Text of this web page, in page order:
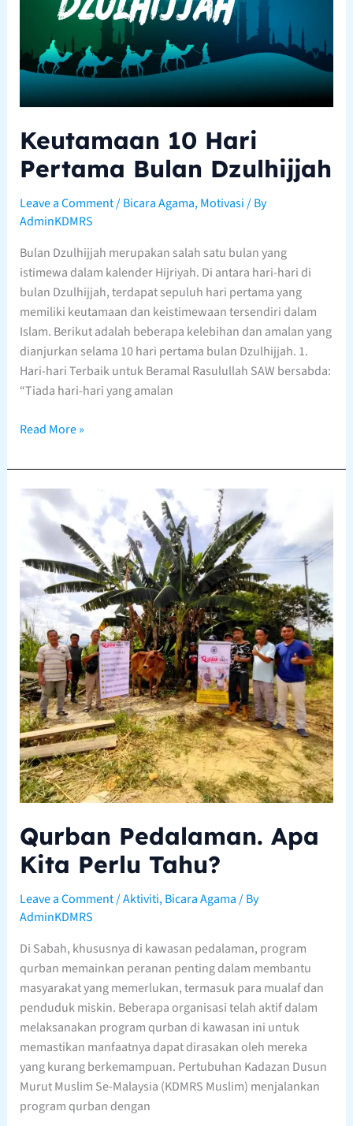
Keutamaan 10 Hari
Pertama Bulan Dzulhijjah
Leave a Comment/Bicara Agama,Motivasi/ By
AdminKDMRS
Bulan Dzulhijjah merupakan salah satu bulan yang
istimewa dalam kalender Hijriyah. Di antara hari-hari di
bulan Dzulhijjah, terdapat sepuluh hari pertama yang
memiliki keutamaan dan keistimewaan tersendiri dalam
Islam. Berikut adalah beberapa kelebihan dan amalan yang
dianjurkan selama 10 hari pertama bulan Dzulhijjah. 1.
Hari-hari Terbaik untuk Beramal Rasulullah SAW bersabda:
“Tiada hari-hari yang amalan
Read More »
Qurban Pedalaman. Apa
Kita Perlu Tahu?
Leave a Comment/Aktiviti,Bicara Agama/ By
AdminKDMRS
Di Sabah, khususnya di kawasan pedalaman, program
qurban memainkan peranan penting dalam membantu
masyarakat yang memerlukan, termasuk para mualaf dan
penduduk miskin. Beberapa organisasi telah aktif dalam
melaksanakan program qurban di kawasan ini untuk
memastikan manfaatnya dapat dirasakan oleh mereka
yang kurang berkemampuan. Pertubuhan Kadazan Dusun
Murut Muslim Se-Malaysia (KDMRS Muslim) menjalankan
program qurban dengan
Qurban
Pedalaman.
Kita
Perlu
Tahu?